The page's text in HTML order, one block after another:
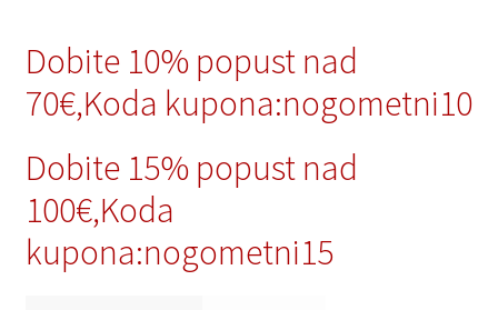
Dobite 10% popust nad
70€,Koda kupona:nogometni10
Dobite 15% popust nad
100€,Koda
kupona:nogometni15